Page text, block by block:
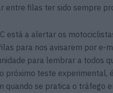
entre filas ter sido sempre
está a alertar os
para nos avisarem por e-
para lembrar a todos
próximo teste experimental,
quando se pratica o tráfego